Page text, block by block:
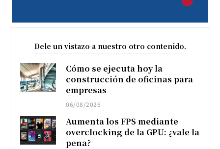
Dele un vistazo a nuestro otro contenido.
Cómo se ejecuta hoy la
construcción de oficinas para
empresas
06/08/2026
Aumenta los FPS mediante
overclocking de la GPU: ¿vale la
pena?